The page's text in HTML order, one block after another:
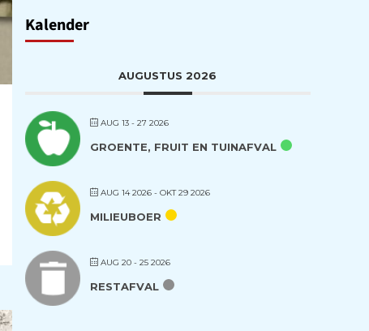
Kalender
AUGUSTUS 2026
AUG 13 - 27 2026
GROENTE, FRUIT EN TUINAFVAL
AUG 14 2026- OKT 29 2026
MILIEUBOER
AUG 20 - 25 2026
RESTAFVAL